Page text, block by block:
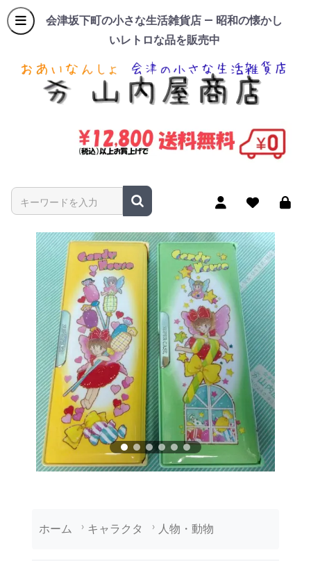
会津坂下町の小さな生活雑貨店 — 昭和の懐かし
いレトロな品を販売中
商品名やキーワードを入力
ホーム キャラクタ 人物・動物